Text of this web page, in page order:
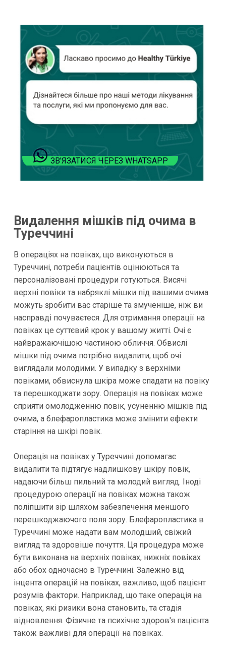
ЗВ'ЯЗАТИСЯ ЧЕРЕЗ WHATSAPP
Видалення мішків під очима в
Туреччині
В операціях на повіках, що виконуються в
Туреччині, потреби пацієнтів оцінюються та
персоналізовані процедури готуються. Висячі
верхні повіки та набряклі мішки під вашими очима
можуть зробити вас старіше та змученіше, ніж ви
насправді почуваєтеся. Для отримання операції на
повіках це суттєвий крок у вашому житті. Очі є
найвражаючішою частиною обличчя. Обвислі
мішки під очима потрібно видалити, щоб очі
виглядали молодими. У випадку з верхніми
повіками, обвиснула шкіра може спадати на повіку
та перешкоджати зору. Операція на повіках може
сприяти омолодженню повік, усуненню мішків під
очима, а блефаропластика може змінити ефекти
старіння на шкірі повік.
Операція на повіках у Туреччині допомагає
видалити та підтягує надлишкову шкіру повік,
надаючи більш пильний та молодий вигляд. Іноді
процедурою операції на повіках можна також
поліпшити зір шляхом забезпечення меншого
перешкоджаючого поля зору. Блефаропластика в
Туреччині може надати вам молодший, свіжий
вигляд та здоровіше почуття. Ця процедура може
бути виконана на верхніх повіках, нижніх повіках
або обох одночасно в Туреччині. Залежно від
інцента операцій на повіках, важливо, щоб пацієнт
розумів фактори. Наприклад, що таке операція на
повіках, які ризики вона становить, та стадія
відновлення. Фізичне та психічне здоров'я пацієнта
також важливі для операції на повіках.